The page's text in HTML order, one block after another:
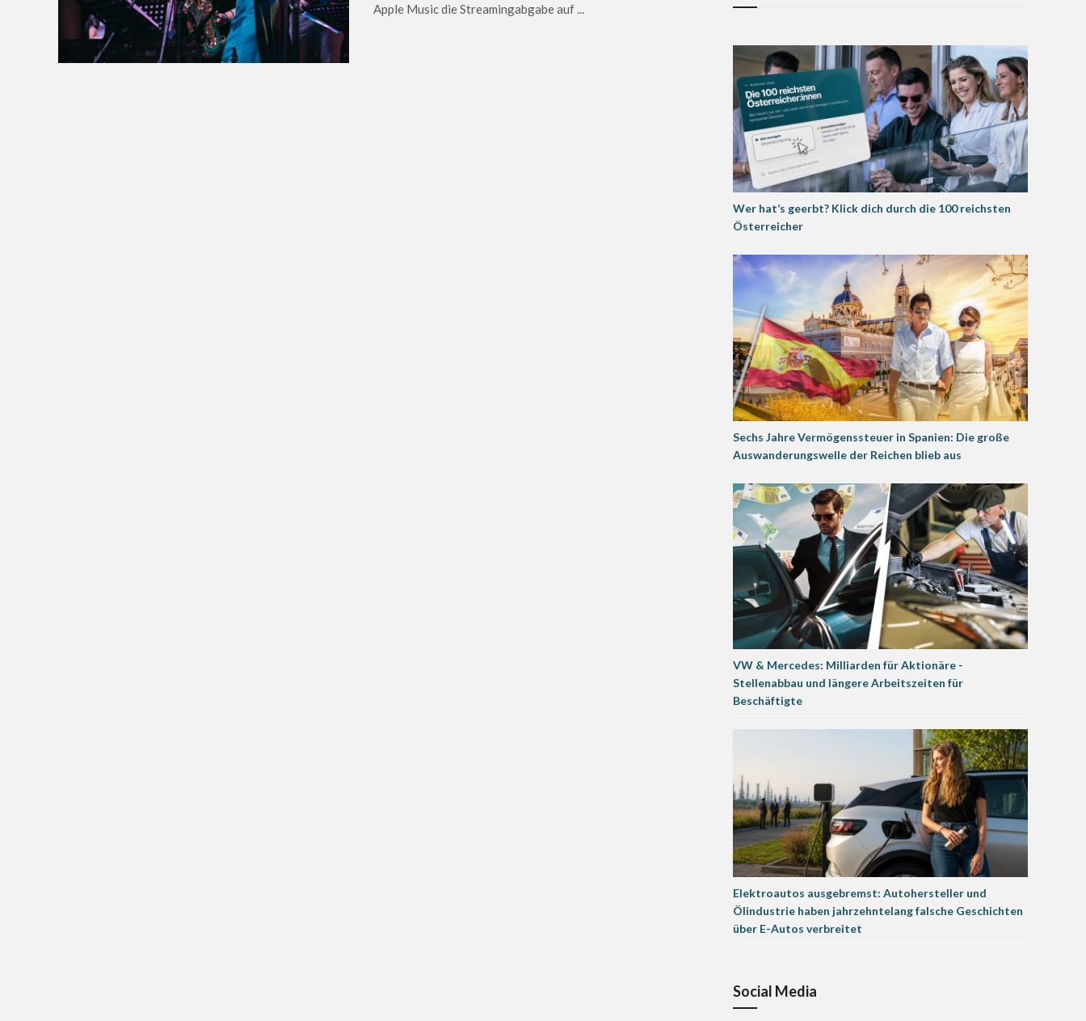
Apple Music die Streamingabgabe auf ...
Wer hat’s geerbt? Klick dich durch die 100 reichsten
Österreicher
Sechs Jahre Vermögenssteuer in Spanien: Die große
Auswanderungswelle der Reichen blieb aus
VW & Mercedes: Milliarden für Aktionäre -
Stellenabbau und längere Arbeitszeiten für
Beschäftigte
Elektroautos ausgebremst: Autohersteller und
Ölindustrie haben jahrzehntelang falsche Geschichten
über E-Autos verbreitet
Social Media